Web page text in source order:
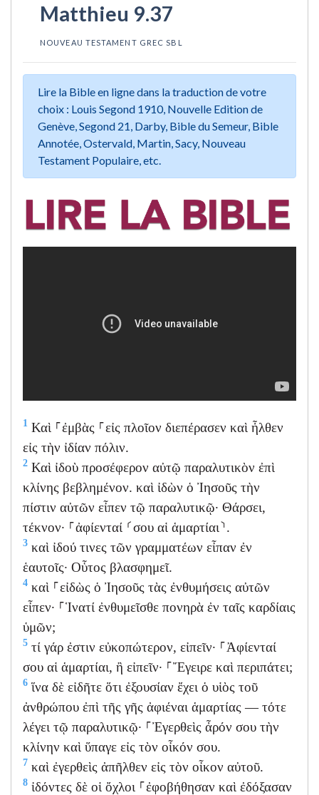
Matthieu 9.37
NOUVEAU TESTAMENT GREC SBL
Lire la Bible en ligne dans la traduction de votre
choix : Louis Segond 1910, Nouvelle Edition de
Genève, Segond 21, Darby, Bible du Semeur, Bible
Annotée, Ostervald, Martin, Sacy, Nouveau
Testament Populaire, etc.
1 Καὶ ⸀ἐμβὰς ⸀εἰς πλοῖον διεπέρασεν καὶ ἦλθεν
εἰς τὴν ἰδίαν πόλιν.
2 Καὶ ἰδοὺ προσέφερον αὐτῷ παραλυτικὸν ἐπὶ
κλίνης βεβλημένον. καὶ ἰδὼν ὁ Ἰησοῦς τὴν
πίστιν αὐτῶν εἶπεν τῷ παραλυτικῷ· Θάρσει,
τέκνον· ⸀ἀφίενταί ⸂σου αἱ ἁμαρτίαι⸃.
3 καὶ ἰδού τινες τῶν γραμματέων εἶπαν ἐν
ἑαυτοῖς· Οὗτος βλασφημεῖ.
4 καὶ ⸀εἰδὼς ὁ Ἰησοῦς τὰς ἐνθυμήσεις αὐτῶν
εἶπεν· ⸀Ἱνατί ἐνθυμεῖσθε πονηρὰ ἐν ταῖς καρδίαις
ὑμῶν;
5 τί γάρ ἐστιν εὐκοπώτερον, εἰπεῖν· ⸀Ἀφίενταί
σου αἱ ἁμαρτίαι, ἢ εἰπεῖν· ⸀Ἔγειρε καὶ περιπάτει;
6 ἵνα δὲ εἰδῆτε ὅτι ἐξουσίαν ἔχει ὁ υἱὸς τοῦ
ἀνθρώπου ἐπὶ τῆς γῆς ἀφιέναι ἁμαρτίας — τότε
λέγει τῷ παραλυτικῷ· ⸀Ἐγερθεὶς ἆρόν σου τὴν
κλίνην καὶ ὕπαγε εἰς τὸν οἶκόν σου.
7 καὶ ἐγερθεὶς ἀπῆλθεν εἰς τὸν οἶκον αὐτοῦ.
8 ἰδόντες δὲ οἱ ὄχλοι ⸀ἐφοβήθησαν καὶ ἐδόξασαν